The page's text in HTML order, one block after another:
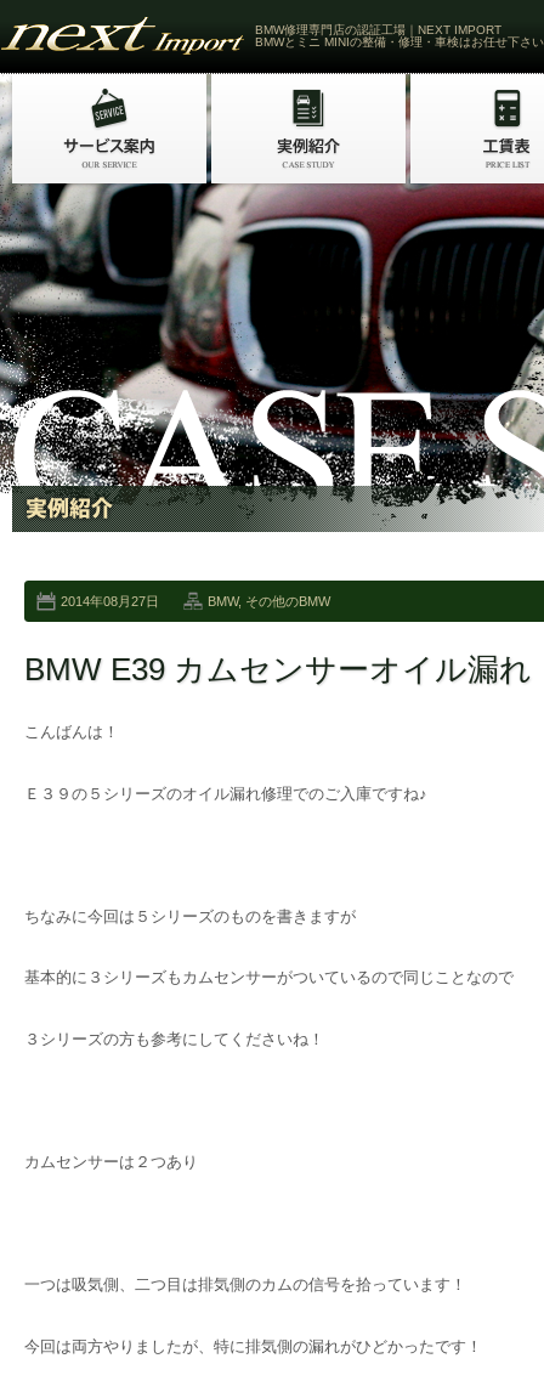
BMW修理専門店の認証工場｜NEXT IMPORT
BMWとミニ MINIの整備・修理・車検はお任せ下さい
2014年08月27日 BMW, その他のBMW
BMW E39 カムセンサーオイル漏れ
こんばんは！
Ｅ３９の５シリーズのオイル漏れ修理でのご入庫ですね♪
ちなみに今回は５シリーズのものを書きますが
基本的に３シリーズもカムセンサーがついているので同じことなので
３シリーズの方も参考にしてくださいね！
カムセンサーは２つあり
一つは吸気側、二つ目は排気側のカムの信号を拾っています！
今回は両方やりましたが、特に排気側の漏れがひどかったです！